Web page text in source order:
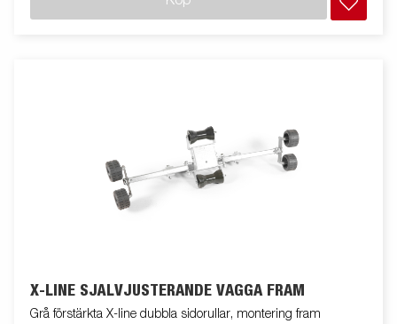
X-LINE SJÄLVJUSTERANDE VAGGA FRAM
Grå förstärkta X-line dubbla sidorullar, montering fram